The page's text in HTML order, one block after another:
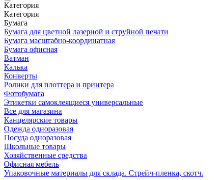
Категория
Категория
Бумага
Бумага для цветной лазерной и струйной печати
Бумага масштабно-координатная
Бумага офисная
Ватман
Калька
Конверты
Ролики для плоттера и принтера
Фотобумага
Этикетки самоклеящиеся универсальные
Все для магазина
Канцелярские товары
Одежда одноразовая
Посуда одноразовая
Школьные товары
Хозяйственные средства
Офисная мебель
Упаковочные материалы для склада. Стрейч-пленка, скотч.